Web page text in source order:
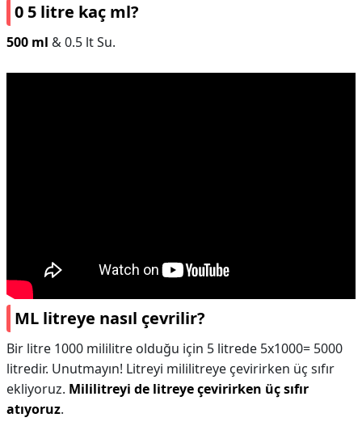
0 5 litre kaç ml?
500 ml & 0.5 lt Su.
ML litreye nasıl çevrilir?
Bir litre 1000 mililitre olduğu için 5 litrede 5x1000= 5000
litredir. Unutmayın! Litreyi mililitreye çevirirken üç sıfır
ekliyoruz. Mililitreyi de litreye çevirirken üç sıfır
atıyoruz.